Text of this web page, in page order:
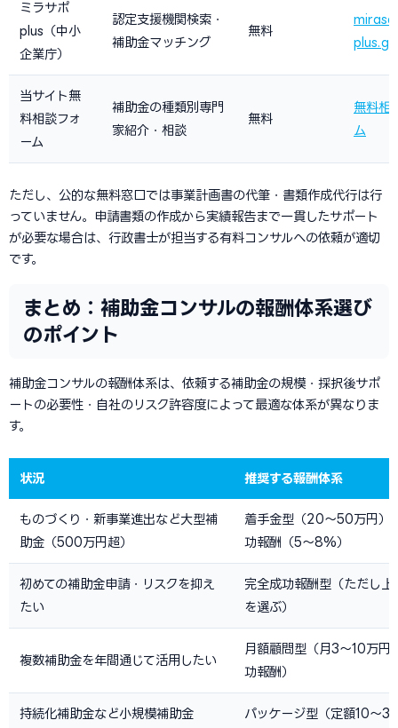
ミラサポ
plus（中小
企業庁）
認定支援機関検索・
補助金マッチング
無料
当サイト無
料相談フォ
ーム
補助金の種類別専門
家紹介・相談
無料
無料相
ム
ただし、公的な無料窓口では事業計画書の代筆・書類作成代行は行
っていません。申請書類の作成から実績報告まで一貫したサポート
が必要な場合は、行政書士が担当する有料コンサルへの依頼が適切
です。
まとめ：補助金コンサルの報酬体系選び
のポイント
補助金コンサルの報酬体系は、依頼する補助金の規模・採択後サポ
ートの必要性・自社のリスク許容度によって最適な体系が異なりま
す。
状況 推奨する報酬体系
ものづくり・新事業進出など大型補
助金（500万円超）
着手金型（20〜50万円）
功報酬（5〜8%）
初めての補助金申請・リスクを抑え
たい
完全成功報酬型（ただし上
を選ぶ）
複数補助金を年間通じて活用したい
月額顧問型（月3〜10万円
功報酬）
持続化補助金など小規模補助金 パッケージ型（定額10〜